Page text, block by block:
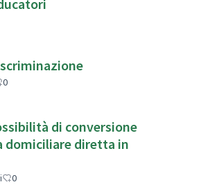
0
di conversione
domiciliare diretta in
0